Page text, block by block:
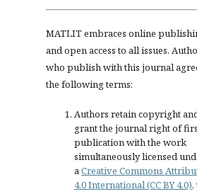
MATLIT embraces online
and open access to all issues.
who publish with this journal
the following terms:
Authors retain copyright
grant the journal right of
publication with the work
simultaneously licensed
aCreative Commons
4.0 International (CC BY 4.0),